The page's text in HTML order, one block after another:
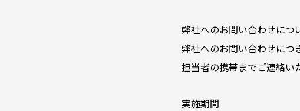
弊社へのお問い合わせにつ
弊社へのお問い合わせにつ
担当者の携帯までご連絡い
実施期間